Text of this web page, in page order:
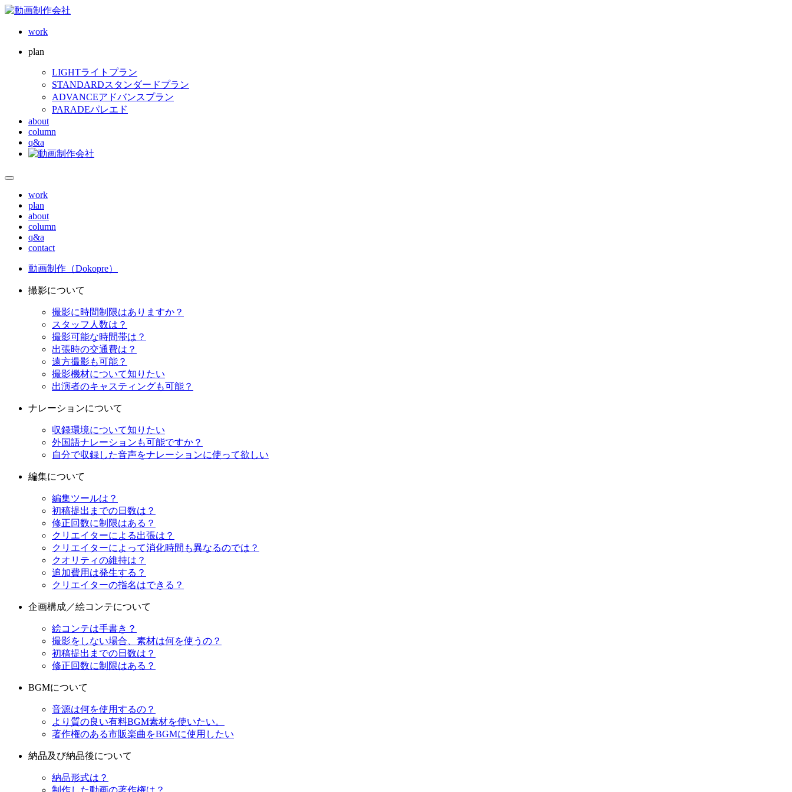
work
plan
LIGHTライトプラン
STANDARDスタンダードプラン
ADVANCEアドバンスプラン
PARADEパレエド
about
column
q&a
work
plan
about
column
q&a
contact
動画制作（Dokopre）
撮影について
撮影に時間制限はありますか？
スタッフ人数は？
撮影可能な時間帯は？
出張時の交通費は？
遠方撮影も可能？
撮影機材について知りたい
出演者のキャスティングも可能？
ナレーションについて
収録環境について知りたい
外国語ナレーションも可能ですか？
自分で収録した音声をナレーションに使って欲しい
編集について
編集ツールは？
初稿提出までの日数は？
修正回数に制限はある？
クリエイターによる出張は？
クリエイターによって消化時間も異なるのでは？
クオリティの維持は？
追加費用は発生する？
クリエイターの指名はできる？
企画構成／絵コンテについて
絵コンテは手書き？
撮影をしない場合、素材は何を使うの？
初稿提出までの日数は？
修正回数に制限はある？
BGMについて
音源は何を使用するの？
より質の良い有料BGM素材を使いたい。
著作権のある市販楽曲をBGMに使用したい
納品及び納品後について
納品形式は？
制作した動画の著作権は？